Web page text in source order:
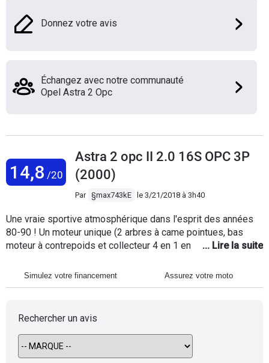
Donnez votre avis
Échangez avec notre communauté
Opel Astra 2 Opc
14,8 /20
Astra 2 opc II 2.0 16S OPC 3P
(2000)
Par §max743kE le 3/21/2018 à 3h40
Une vraie sportive atmosphérique dans l'esprit des années
80-90 ! Un moteur unique (2 arbres à came pointues, bas
moteur à contrepoids et collecteur 4 en 1 en inox forgé)
Performance Center avec encore une admission à papillon
mécanique ! Tout cela lui donne un bruit de feulement
sièges baquet Recaro sont classes et maintiennent bien
dommage qu'ils ne soient pas plus ventilés car on su là-
dedans ! Pour le look vous avez les jantes BBS le mans en
17", un énorme becquet sur la malle arrière (attention au
Simulez votre financement Assurez votre moto
Rechercher un avis